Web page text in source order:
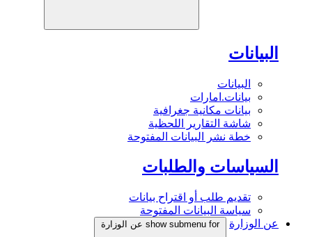
البيانات
البيانات
بيانات.امارات
بيانات مكانية جغرافية
شاشة التقارير اللحظية
خطة نشر البيانات المفتوحة
السياسات والطلبات
تقديم طلب أو اقتراح بيانات
سياسة البيانات المفتوحة
عن الوزارة
show submenu for عن الوزارة